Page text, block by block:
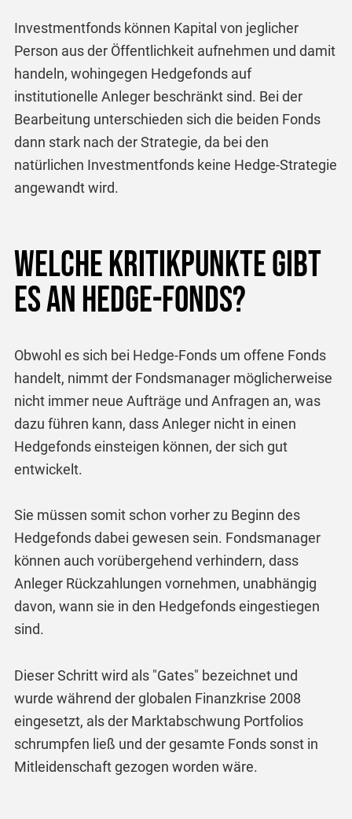
Investmentfonds können Kapital von jeglicher
Person aus der Öffentlichkeit aufnehmen und damit
handeln, wohingegen Hedgefonds auf
institutionelle Anleger beschränkt sind. Bei der
Bearbeitung unterschieden sich die beiden Fonds
dann stark nach der Strategie, da bei den
natürlichen Investmentfonds keine Hedge-Strategie
angewandt wird.
Welche Kritikpunkte gibt
es an Hedge-Fonds?
Obwohl es sich bei Hedge-Fonds um offene Fonds
handelt, nimmt der Fondsmanager möglicherweise
nicht immer neue Aufträge und Anfragen an, was
dazu führen kann, dass Anleger nicht in einen
Hedgefonds einsteigen können, der sich gut
entwickelt.
Sie müssen somit schon vorher zu Beginn des
Hedgefonds dabei gewesen sein. Fondsmanager
können auch vorübergehend verhindern, dass
Anleger Rückzahlungen vornehmen, unabhängig
davon, wann sie in den Hedgefonds eingestiegen
sind.
Dieser Schritt wird als "Gates" bezeichnet und
wurde während der globalen Finanzkrise 2008
eingesetzt, als der Marktabschwung Portfolios
schrumpfen ließ und der gesamte Fonds sonst in
Mitleidenschaft gezogen worden wäre.